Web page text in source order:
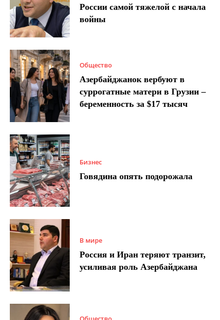
России самой тяжелой с начала
войны
Общество
Азербайджанок вербуют в
суррогатные матери в Грузии –
беременность за $17 тысяч
Бизнес
Говядина опять подорожала
В мире
Россия и Иран теряют транзит,
усиливая роль Азербайджана